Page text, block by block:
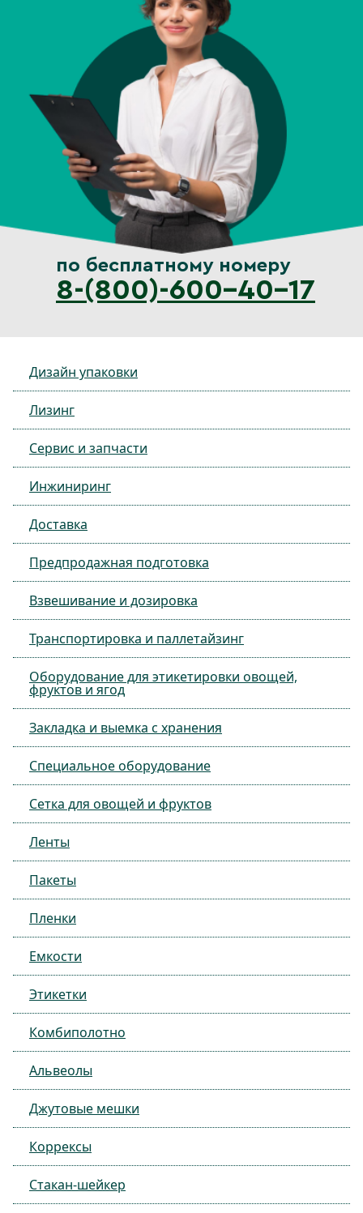
по бесплатному номеру
8-(800)-600-40-17
Дизайн упаковки
Лизинг
Сервис и запчасти
Инжиниринг
Доставка
Предпродажная подготовка
Взвешивание и дозировка
Транспортировка и паллетайзинг
Оборудование для этикетировки овощей,
фруктов и ягод
Закладка и выемка с хранения
Специальное оборудование
Сетка для овощей и фруктов
Ленты
Пакеты
Пленки
Емкости
Этикетки
Комбиполотно
Альвеолы
Джутовые мешки
Коррексы
Стакан-шейкер